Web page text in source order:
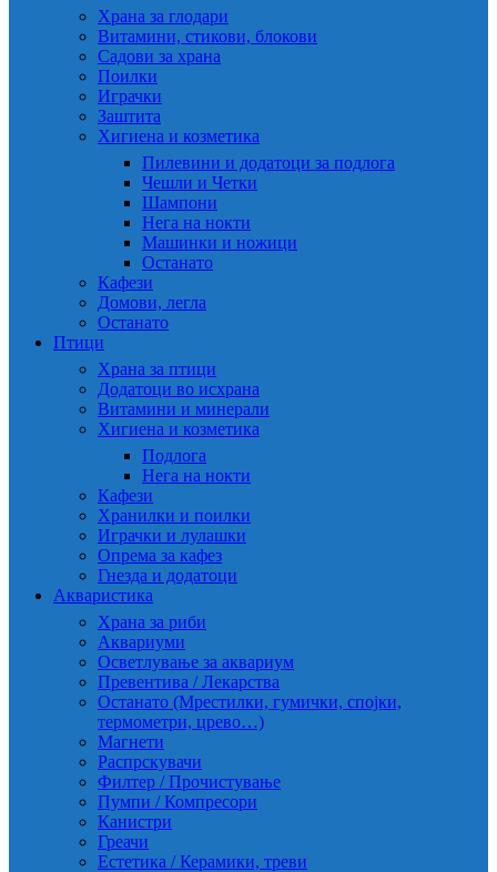
Храна за глодари
Витамини, стикови, блокови
Садови за храна
Поилки
Играчки
Заштита
Хигиена и козметика
Пилевини и додатоци за подлога
Чешли и Четки
Шампони
Нега на нокти
Машинки и ножици
Останато
Кафези
Домови, легла
Останато
Птици
Храна за птици
Додатоци во исхрана
Витамини и минерали
Хигиена и козметика
Подлога
Нега на нокти
Кафези
Хранилки и поилки
Играчки и лулашки
Опрема за кафез
Гнезда и додатоци
Акваристика
Храна за риби
Аквариуми
Осветлување за аквариум
Превентива / Лекарства
Останато (Мрестилки, гумички, спојки,
термометри, црево…)
Магнети
Распрскувачи
Филтер / Прочистување
Пумпи / Компресори
Канистри
Греачи
Естетика / Керамики, треви